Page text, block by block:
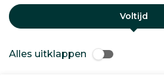
Voltijd
Alles uitklappen